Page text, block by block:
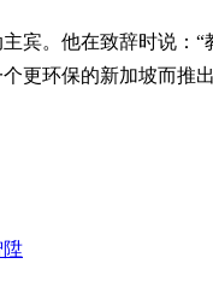
宾。他在致辞时说：
更环保的新加坡而推
陞